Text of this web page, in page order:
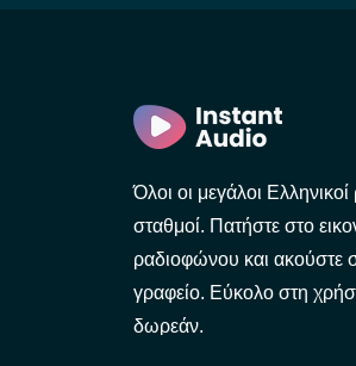
Όλοι οι μεγάλοι
σταθμοί. Πατήστε στο
ραδιοφώνου και ακούστε
γραφείο. Εύκολο στη
δωρεάν.